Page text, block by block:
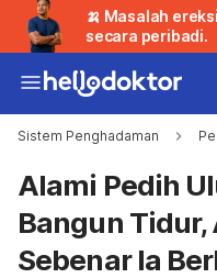
🍌 Masalah
secara peribadi.
Sistem Penghadaman
Alami Pedih
Bangun Tidur,
Sebenar Ia